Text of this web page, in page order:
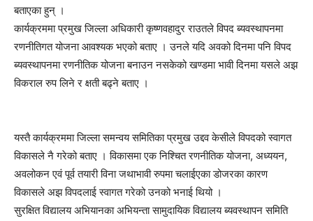
बताएका हुन् ।
कार्यक्रममा प्रमुख जिल्ला अधिकारी कृष्णवहादुर राउतले विपद ब्यवस्थापनमा
रणनीतिगत योजना आवश्यक भएको बताए । उनले यदि अवको दिनमा पनि विपद
ब्यवस्थापनमा रणनीतिक योजना बनाउन नसकेको खण्डमा भावी दिनमा यसले अझ
विकराल रुप लिने र क्षती बढ्ने बताए ।
यस्तै कार्यक्रममा जिल्ला समन्वय समितिका प्रमुख उद्दव केसीले विपदको स्वागत
विकासले नै गरेको बताए । विकासमा एक निश्चित रणनीतिक योजना, अध्ययन,
अवलोकन एवं पूर्व तयारी विना जथाभावी रुपमा चलाईएका डोजरका कारण
विकासले अझ विपदलाई स्वागत गरेको उनको भनाई थियो ।
सुरक्षित विद्यालय अभियानका अभियन्ता सामुदायिक विद्यालय ब्यवस्थापन समिति